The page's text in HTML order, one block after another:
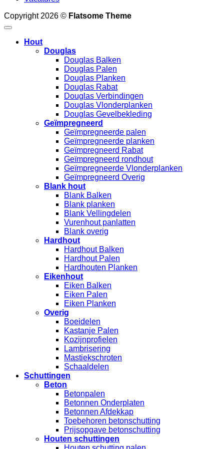
Copyright 2026 © Flatsome Theme
Hout
Douglas
Douglas Balken
Douglas Palen
Douglas Planken
Douglas Rabat
Douglas Verbindingen
Douglas Vlonderplanken
Douglas Gevelbekleding
Geïmpregneerd
Geïmpregneerde palen
Geïmpregneerde planken
Geïmpregneerd Rabat
Geïmpregneerd rondhout
Geïmpregneerde Vlonderplanken
Geïmpregneerd Overig
Blank hout
Blank Balken
Blank planken
Blank Vellingdelen
Vurenhout panlatten
Blank overig
Hardhout
Hardhout Balken
Hardhout Palen
Hardhouten Planken
Eikenhout
Eiken Balken
Eiken Palen
Eiken Planken
Overig
Boeidelen
Kastanje Palen
Kozijnprofielen
Lambrisering
Mastiekschroten
Schaaldelen
Schuttingen
Beton
Betonpalen
Betonnen Onderplaten
Betonnen Afdekkap
Toebehoren betonschutting
Prijsopgave betonschutting
Houten schuttingen